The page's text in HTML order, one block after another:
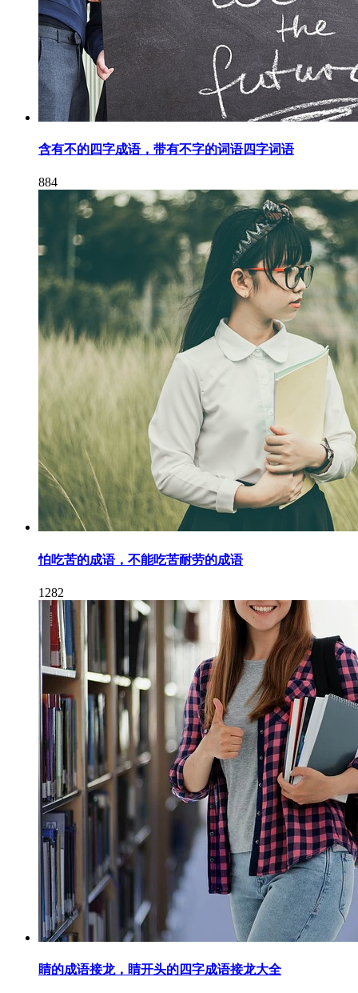
含有不的四字成语，带有不字的词语四字词语
884
怕吃苦的成语，不能吃苦耐劳的成语
1282
睛的成语接龙，睛开头的四字成语接龙大全